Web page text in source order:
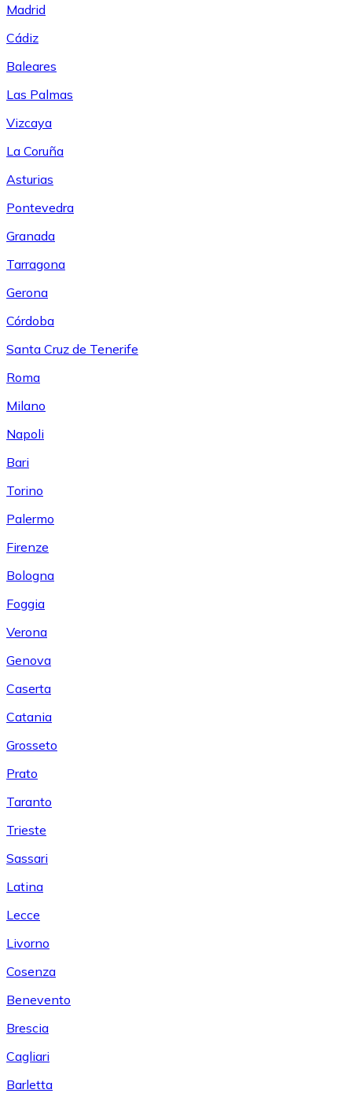
Madrid
Cádiz
Baleares
Las Palmas
Vizcaya
La Coruña
Asturias
Pontevedra
Granada
Tarragona
Gerona
Córdoba
Santa Cruz de Tenerife
Roma
Milano
Napoli
Bari
Torino
Palermo
Firenze
Bologna
Foggia
Verona
Genova
Caserta
Catania
Grosseto
Prato
Taranto
Trieste
Sassari
Latina
Lecce
Livorno
Cosenza
Benevento
Brescia
Cagliari
Barletta